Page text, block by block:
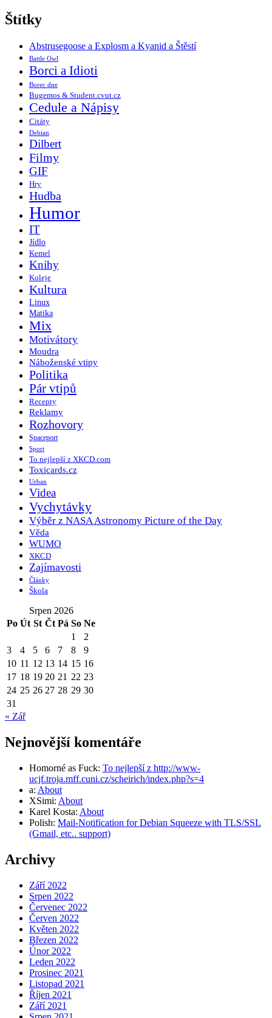
Štítky
Abstrusegoose a Explosm a Kyanid a Štěstí
Battle Owl
Borci a Idioti
Borec dne
Bugemos & Student.cvut.cz
Cedule a Nápisy
Citáty
Debian
Dilbert
Filmy
GIF
Hry
Hudba
Humor
IT
Jídlo
Kemel
Knihy
Koleje
Kultura
Linux
Matika
Mix
Motivátory
Moudra
Náboženské vtipy
Politika
Pár vtipů
Recepty
Reklamy
Rozhovory
Spaceport
Sport
To nejlepší z XKCD.com
Toxicards.cz
Urban
Videa
Vychytávky
Výběr z NASA Astronomy Picture of the Day
Věda
WUMO
XKCD
Zajímavosti
Články
Škola
Srpen 2026
Po Út St Čt Pá So Ne
1
2
3
4 5 6 7 8
9
10 11 12 13 14 15 16
17 18 19 20 21 22 23
24 25 26 27 28 29 30
31
« Zář
Nejnovější komentáře
Homorné as Fuck: To nejlepší z http://www-
ucjf.troja.mff.cuni.cz/scheirich/index.php?s=4
a: About
XSimi: About
Karel Kosta: About
Polish: Mail-Notification for Debian Squeeze with TLS/SSL
(Gmail, etc.. support)
Archivy
Září 2022
Srpen 2022
Červenec 2022
Červen 2022
Květen 2022
Březen 2022
Únor 2022
Leden 2022
Prosinec 2021
Listopad 2021
Říjen 2021
Září 2021